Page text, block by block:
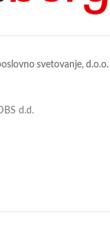
svetovanje, d.o.o.
d.d.